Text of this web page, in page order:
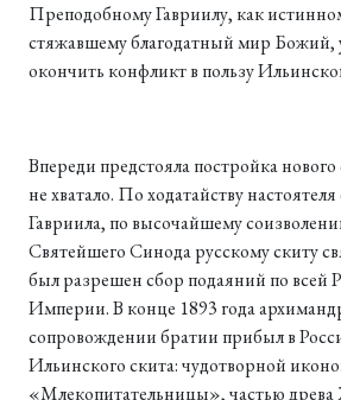
Преподобному Гавриилу, как
стяжавшему благодатный мир Божий,
окончить конфликт в пользу
Впереди предстояла постройка
не хватало. По ходатайству
Гавриила, по высочайшему
Святейшего Синода русскому скиту
был разрешен сбор подаяний по всей
Империи. В конце 1893 года
сопровождении братии прибыл в
Ильинского скита: чудотворной
«Млекопитательницы», частью